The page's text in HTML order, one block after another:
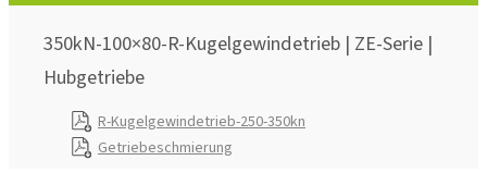
350kN-100×80-R-Kugelgewindetrieb | ZE-Serie |
Hubgetriebe
R-Kugelgewindetrieb-250-350kn
Getriebeschmierung